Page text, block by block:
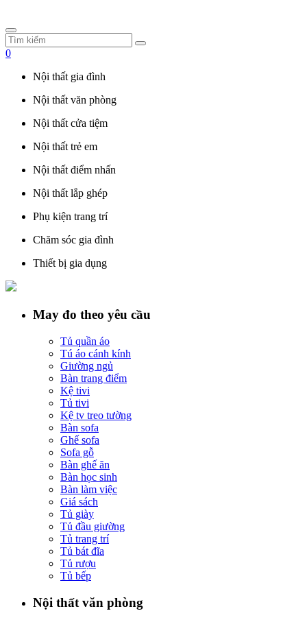
0
Nội thất gia đình
Nội thất văn phòng
Nội thất cửa tiệm
Nội thất trẻ em
Nội thất điểm nhấn
Nội thất lắp ghép
Phụ kiện trang trí
Chăm sóc gia đình
Thiết bị gia dụng
May đo theo yêu cầu
Tủ quần áo
Tú áo cánh kính
Giường ngủ
Bàn trang điểm
Kệ tivi
Tủ tivi
Kệ tv treo tường
Bàn sofa
Ghế sofa
Sofa gỗ
Bàn ghế ăn
Bàn học sinh
Bàn làm việc
Giá sách
Tủ giày
Tủ đầu giường
Tủ trang trí
Tủ bát đĩa
Tủ rượu
Tủ bếp
Nội thất văn phòng